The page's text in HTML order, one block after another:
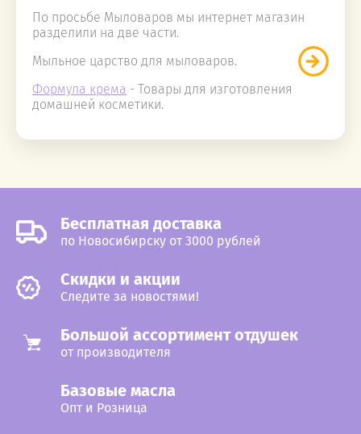
По просьбе Мыловаров мы интернет магазин
разделили на две части.
Мыльное царство для мыловаров.
Формула крема - Товары для изготовления
домашней косметики.
Бесплатная доставка
по Новосибирску от 3000 рублей
Cкидки и акции
Следите за новостями!
Большой ассортимент отдушек
от производителя
Базовые масла
Опт и Розница